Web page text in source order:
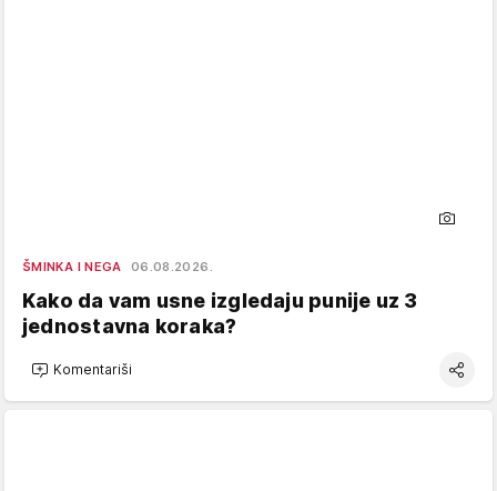
ŠMINKA I NEGA 06.08.2026.
Kako da vam usne izgledaju punije uz 3
jednostavna koraka?
Komentariši